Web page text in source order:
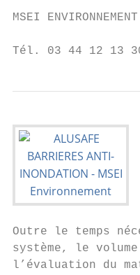
MSEI ENVIRONNEMENT
Tél. 03 44 12 13
Outre le temps
système, le
l’évaluation du